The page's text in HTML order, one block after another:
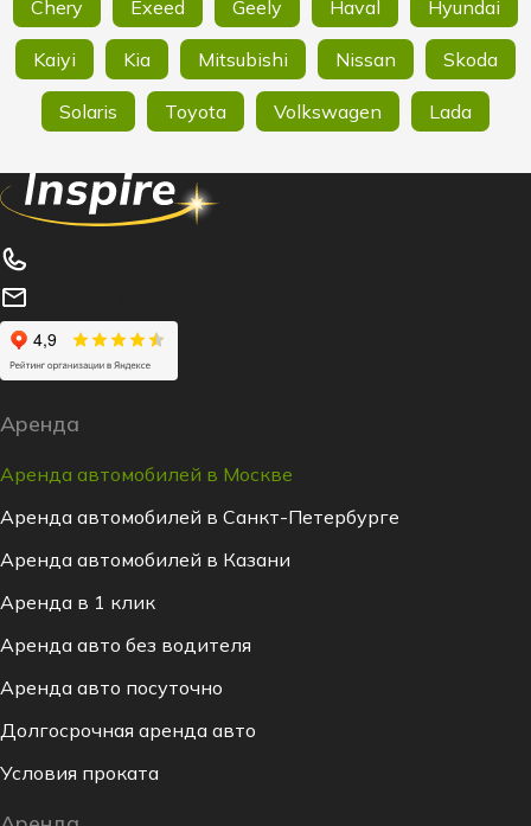
Chery Exeed Geely Haval Hyundai
Kaiyi Kia Mitsubishi Nissan Skoda
Solaris Toyota Volkswagen Lada
Аренда
Аренда автомобилей в Москве
Аренда автомобилей в Санкт-Петербурге
Аренда автомобилей в Казани
Аренда в 1 клик
Аренда авто без водителя
Аренда авто посуточно
Долгосрочная аренда авто
Условия проката